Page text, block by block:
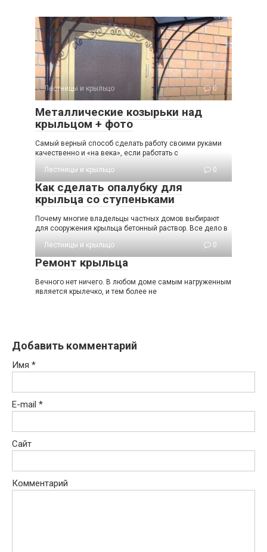
Лестницы и крыльцо 0
Металлические козырьки над
крыльцом + фото
Самый верный способ сделать работу своими руками
качественно и «на века», если работать с
Лестницы и крыльцо
0
Как сделать опалубку для
крыльца со ступеньками
Почему многие владельцы частных домов выбирают
для сооружения крыльца бетонный раствор. Все дело в
Лестницы и крыльцо
0
Ремонт крыльца
Вечного нет ничего. В любом доме самым нагруженным
является крылечко, и тем более не
Добавить комментарий
Имя *
E-mail *
Сайт
Комментарий